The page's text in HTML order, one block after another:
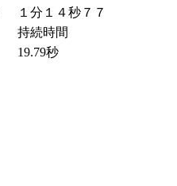
１分１４秒７７
持続時間
19.79秒